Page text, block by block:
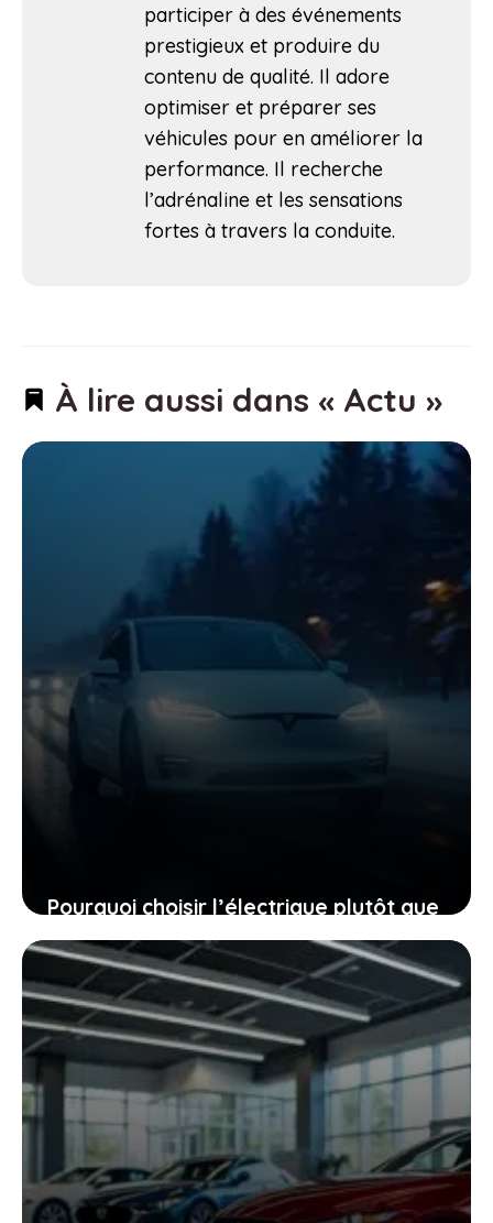
participer à des événements
prestigieux et produire du
contenu de qualité. Il adore
optimiser et préparer ses
véhicules pour en améliorer la
performance. Il recherche
l’adrénaline et les sensations
fortes à travers la conduite.
À lire aussi dans « Actu »
Pourquoi choisir l’électrique plutôt que
le diesel, même quand le mercure
chute à -40 °C
27 janvier 2026